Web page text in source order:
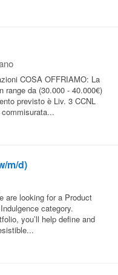
COSA OFFRIAMO: La
range da (30.000 - 40.000€)
previsto è Liv. 3 CCNL
m/d)
are looking for a Product
category.
you’ll help define and